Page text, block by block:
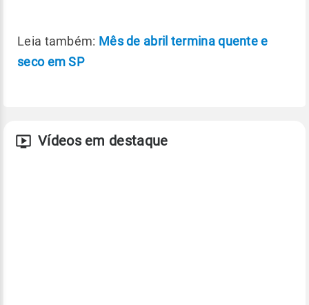
Leia também: Mês de abril termina quente e
seco em SP
Vídeos em destaque